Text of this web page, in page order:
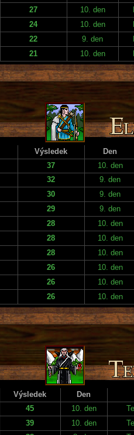
27 10. den
24 10. den
22 9. den
21 10. den
Výsledek
Den
37
10. den
32
9. den
30
9. den
29
9. den
28
10. den
28
10. den
28
10. den
26
10. den
26
10. den
26 10. den
Výsledek
Den
45 10. den
39 10. den